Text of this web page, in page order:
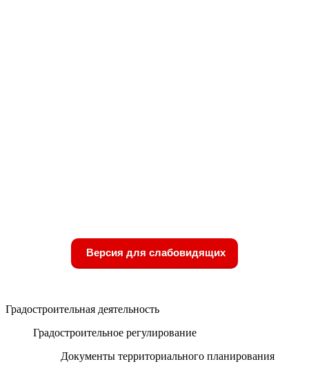
Версия для слабовидящих
Градостроительная деятельность
Градостроительное регулирование
Документы территориального планирования